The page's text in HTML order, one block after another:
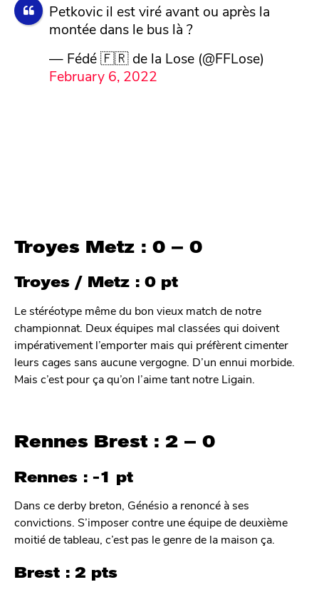
Petkovic il est viré avant ou après la
montée dans le bus là ?
— Fédé 🇫🇷 de la Lose (@FFLose)
February 6, 2022
Troyes Metz : 0 – 0
Troyes / Metz : 0 pt
Le stéréotype même du bon vieux match de notre
championnat. Deux équipes mal classées qui doivent
impérativement l’emporter mais qui préfèrent cimenter
leurs cages sans aucune vergogne. D’un ennui morbide.
Mais c’est pour ça qu’on l’aime tant notre Ligain.
Rennes Brest : 2 – 0
Rennes : -1 pt
Dans ce derby breton, Génésio a renoncé à ses
convictions. S’imposer contre une équipe de deuxième
moitié de tableau, c’est pas le genre de la maison ça.
Brest : 2 pts